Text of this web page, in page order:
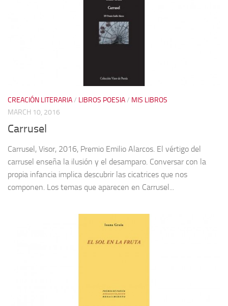
CREACIÓN LITERARIA/ LIBROS POESIA/ MIS LIBROS
MARCH 10, 2016
Carrusel
Carrusel, Visor, 2016, Premio Emilio Alarcos. El vértigo del
carrusel enseña la ilusión y el desamparo. Conversar con la
propia infancia implica descubrir las cicatrices que nos
componen. Los temas que aparecen en Carrusel...